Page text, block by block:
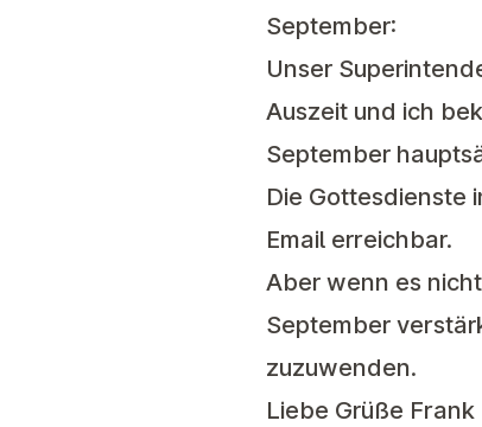
September:
Unser
Auszeit und ich
September
Die Gottesdienste
Email erreichbar.
Aber wenn es
September
zuzuwenden.
Liebe Grüße